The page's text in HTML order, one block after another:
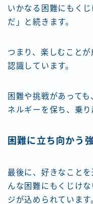
いかなる困難にもく
だ」と続きます。
つまり、楽しむこと
認識しています。
困難や挑戦があって
ネルギーを保ち、乗り
困難に立ち向かう
最後に、好きなこと
んな困難にもくじけ
ジが込められています